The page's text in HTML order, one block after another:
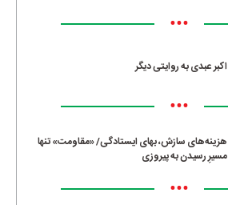
•••
اکبر عبدی به روایتی دیگر
•••
هزینه‌های سازش، بهای ایستادگی/ «مقاومت» تنها
مسیرِ رسیدن به پیروزی
•••